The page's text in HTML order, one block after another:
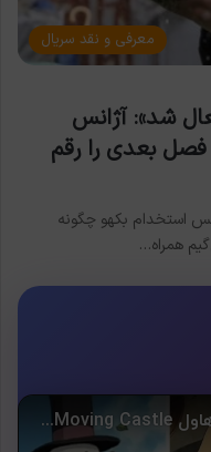
معرفی و نقد سریال
شد»: آژانس
فصل بعدی را رقم
استخدام بکهو چگونه
همراه…